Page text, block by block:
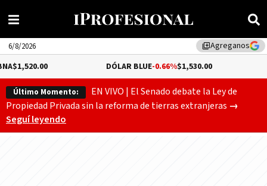
library_addAgreganos
6/8/2026
DÓLAR BLUE-0.66%$1,530.00
Último Momento:
EN VIVO | El Senado debate la Ley de
Propiedad Privada sin la reforma de tierras extranjeras →
Seguí leyendo